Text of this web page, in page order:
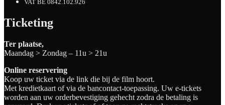
VAT BE 0842.102.926
Ticketing
Ter plaatse,
Maandag > Zondag – 11u > 21u
Online reservering
Koop uw ticket via de link die bij de film hoort.
Met kredietkaart of via de bancontact-toepassing. Uw e-tickets
worden aan uw orderbevestiging gehecht zodra de betaling is